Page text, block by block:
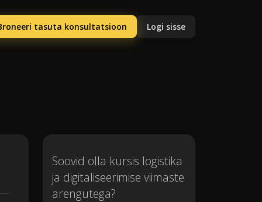
tasuta konsultatsioon Logi sisse
Soovid olla kursis logistika
ja digitaliseerimise viimaste
arengutega?